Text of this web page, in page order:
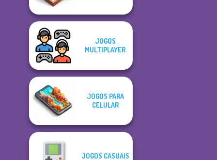
JOGOS
MULTIPLAYER
JOGOS PARA
CELULAR
JOGOS CASUAIS